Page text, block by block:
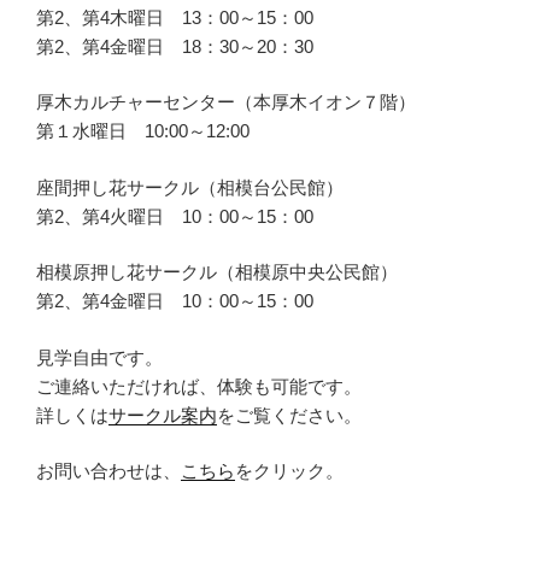
第2、第4木曜日 13：00～15：00
第2、第4金曜日 18：30～20：30
厚木カルチャーセンター（本厚木イオン７階）
第１水曜日 10:00～12:00
座間押し花サークル（相模台公民館）
第2、第4火曜日 10：00～15：00
相模原押し花サークル（相模原中央公民館）
第2、第4金曜日 10：00～15：00
見学自由です。
ご連絡いただければ、体験も可能です。
詳しくはサークル案内をご覧ください。
お問い合わせは、 こちら をクリック。